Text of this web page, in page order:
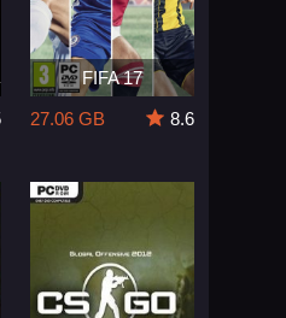
FIFA 17
27.06 GB
8.6